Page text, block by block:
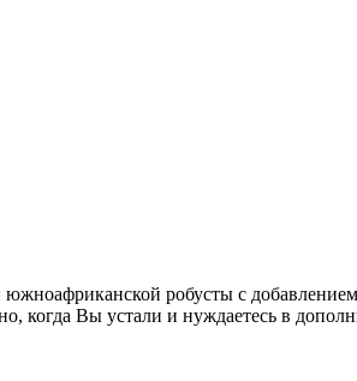
южноафриканской робусты с
когда Вы устали и нуждаетесь в